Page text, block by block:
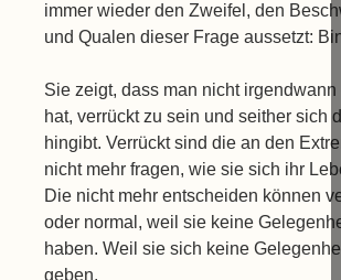
immer wieder den Zweifel, den
und Qualen dieser Frage aussetzt:
Sie zeigt, dass man nicht
hat, verrückt zu sein und seither sich
hingibt. Verrückt sind die an den
nicht mehr fragen, wie sie sich ihr
Die nicht mehr entscheiden können
oder normal, weil sie keine
haben. Weil sie sich keine
geben.